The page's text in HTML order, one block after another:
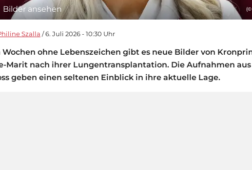
Bilder ansehen
Szalla / 6. Juli 2026 - 10:30 Uhr
Wochen ohne Lebenszeichen gibt es neue Bilder von
Marit nach ihrer Lungentransplantation. Die Aufnahmen
geben einen seltenen Einblick in ihre aktuelle Lage.